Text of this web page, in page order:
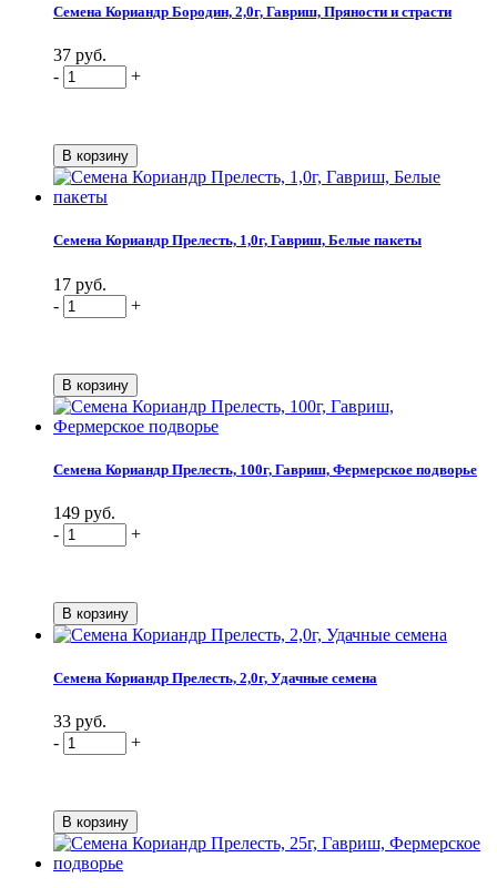
Семена Кориандр Бородин, 2,0г, Гавриш, Пряности и страсти
37 руб.
-
+
Семена Кориандр Прелесть, 1,0г, Гавриш, Белые пакеты
17 руб.
-
+
Семена Кориандр Прелесть, 100г, Гавриш, Фермерское подворье
149 руб.
-
+
Семена Кориандр Прелесть, 2,0г, Удачные семена
33 руб.
-
+